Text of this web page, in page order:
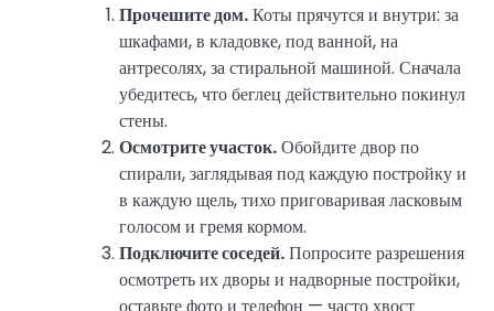
Прочешите дом.Коты прячутся и внутри: за
шкафами, в кладовке, под ванной, на
антресолях, за стиральной машиной. Сначала
убедитесь, что беглец действительно покинул
стены.
Осмотрите участок.Обойдите двор по
спирали, заглядывая под каждую постройку и
в каждую щель, тихо приговаривая ласковым
голосом и гремя кормом.
Подключите соседей.Попросите разрешения
осмотреть их дворы и надворные постройки,
оставьте фото и телефон — часто хвост